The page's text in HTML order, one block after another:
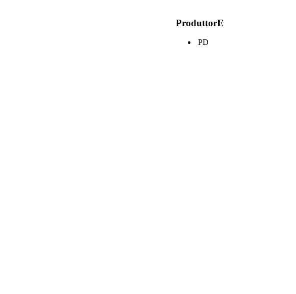
ProduttorE
PD